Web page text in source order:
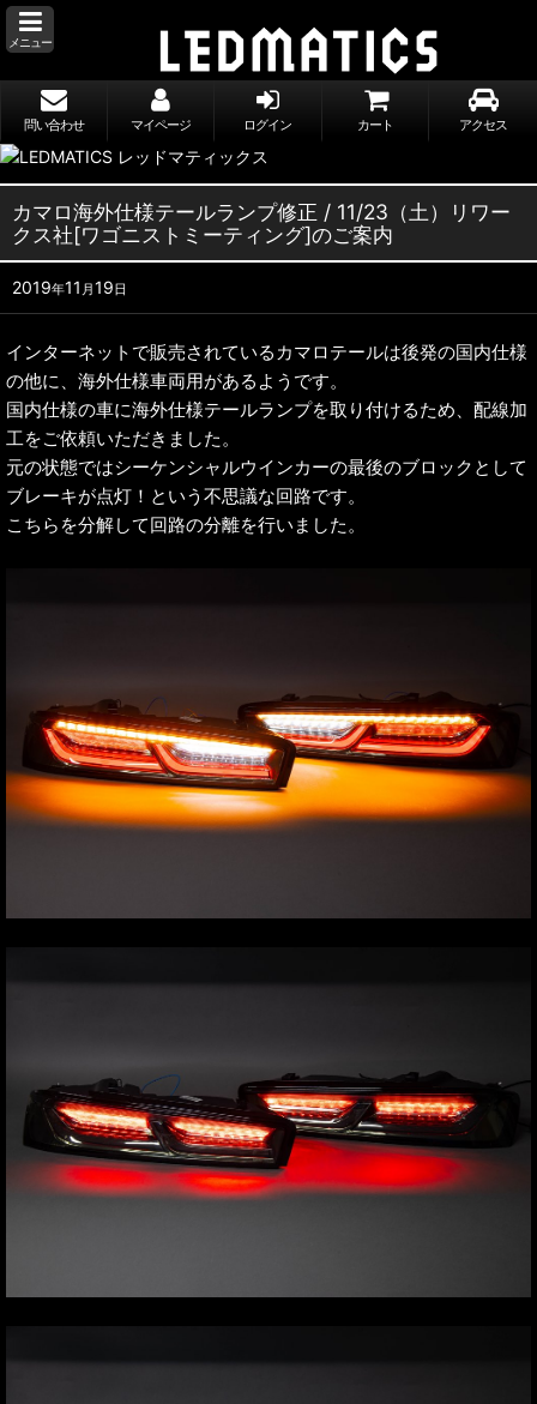
メニュー
問い合わせ マイページ ログイン カート アクセス
カマロ海外仕様テールランプ修正 / 11/23（土）リワー
クス社[ワゴニストミーティング]のご案内
2019年11 月19日
インターネットで販売されているカマロテールは後発の国内仕様
の他に、海外仕様車両用があるようです。
国内仕様の車に海外仕様テールランプを取り付けるため、配線加
工をご依頼いただきました。
元の状態ではシーケンシャルウインカーの最後のブロックとして
ブレーキが点灯！という不思議な回路です。
こちらを分解して回路の分離を行いました。